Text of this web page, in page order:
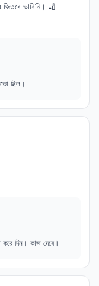
জিতবে ভাবিনি। 🏏
ছিল।
দিন। কাজ দেবে।